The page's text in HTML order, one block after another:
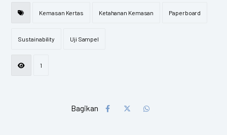
Kemasan Kertas Ketahanan Kemasan Paperboard
Sustainability Uji Sampel
1